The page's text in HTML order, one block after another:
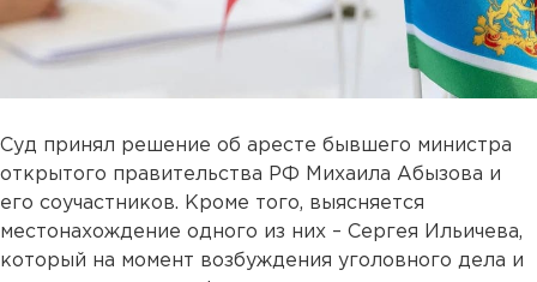
Суд принял решение об аресте бывшего министра
открытого правительства РФ Михаила Абызова и
его соучастников. Кроме того, выясняется
местонахождение одного из них – Сергея Ильичева,
который на момент возбуждения уголовного дела и